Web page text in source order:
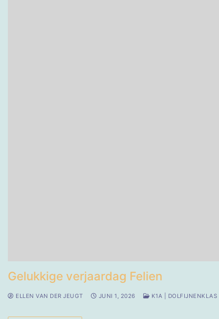
Gelukkige verjaardag Felien
ELLEN VAN DER JEUGT JUNI 1, 2026 K1A | DOLFIJNENKLAS